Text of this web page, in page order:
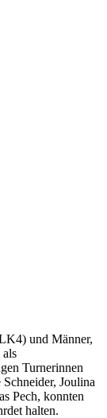
und Männer,
als
Turnerinnen
Joulina
Pech, konnten
halten.